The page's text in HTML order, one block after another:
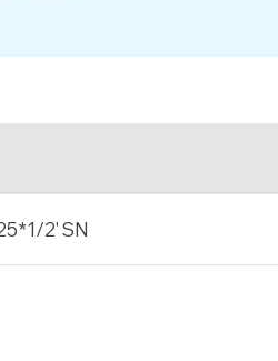
2' SN